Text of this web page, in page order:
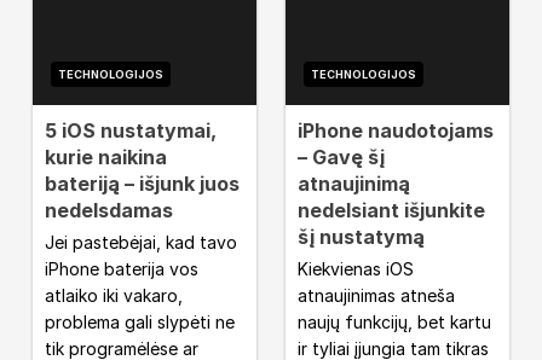
TECHNOLOGIJOS
5 iOS nustatymai,
kurie naikina
bateriją – išjunk juos
nedelsdamas
Jei pastebėjai, kad tavo
iPhone baterija vos
atlaiko iki vakaro,
problema gali slypėti ne
tik programėlėse ar
TECHNOLOGIJOS
iPhone naudotojams
– Gavę šį
atnaujinimą
nedelsiant išjunkite
šį nustatymą
Kiekvienas iOS
atnaujinimas atneša
naujų funkcijų, bet kartu
ir tyliai įjungia tam tikras